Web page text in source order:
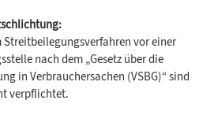
Streitbeilegungsverfahren vor einer
nach dem „Gesetz über die
in Verbrauchersachen (VSBG)“ sind
verpflichtet.